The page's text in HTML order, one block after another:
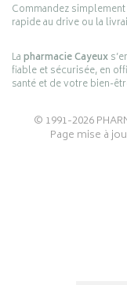
Commandez
rapide au drive ou la
Lapharmacie Cayeux
fiable et sécurisée, en
santé et de votre bien-
© 1991-2026
Page mise à